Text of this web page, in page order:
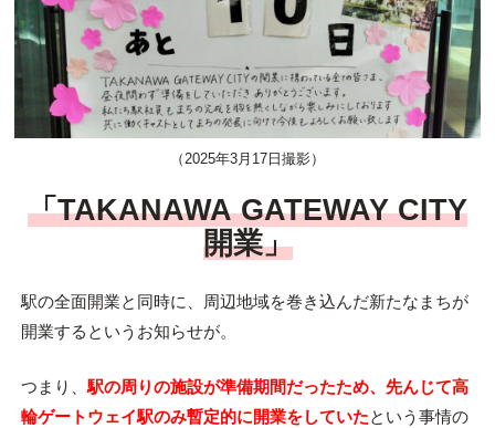
（2025年3月17日撮影）
「TAKANAWA GATEWAY CITY
開業」
駅の全面開業と同時に、周辺地域を巻き込んだ新たなまちが
開業するというお知らせが。
つまり、 駅の周りの施設が準備期間だったため、先んじて高
輪ゲートウェイ駅のみ暫定的に開業をしていたという事情の